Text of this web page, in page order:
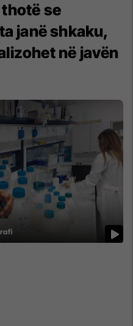
thotë se
janë shkaku,
në javën